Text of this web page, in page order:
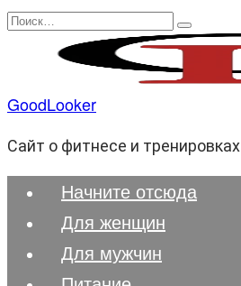
Перейти
содержанию
Search
GoodLooker
Сайт о фитнесе и тренировках
Начните отсюда
Для женщин
Для мужчин